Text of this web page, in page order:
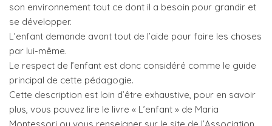
son environnement tout ce dont il a besoin pour grandir et
se développer.
L’enfant demande avant tout de l’aide pour faire les choses
par lui-même.
Le respect de l’enfant est donc considéré comme le guide
principal de cette pédagogie.
Cette description est loin d’être exhaustive, pour en savoir
plus, vous pouvez lire le livre « L’enfant » de Maria
Montessori ou vous renseigner sur le site de l’Association